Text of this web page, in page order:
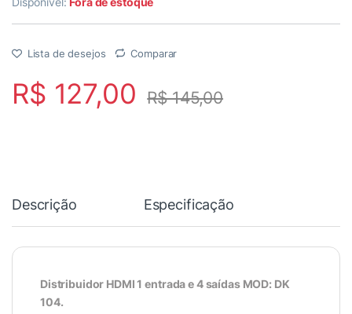
Lista de desejos Comparar
R$ 127,00 R$145,00
Descrição Especificação
Distribuidor HDMI 1 entrada e 4 saídas MOD: DK
104.